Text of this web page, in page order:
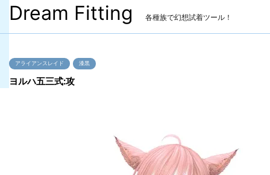
Dream Fitting 各種族で幻想試着ツール！
アライアンスレイド 漆黒
ヨルハ五三式:攻